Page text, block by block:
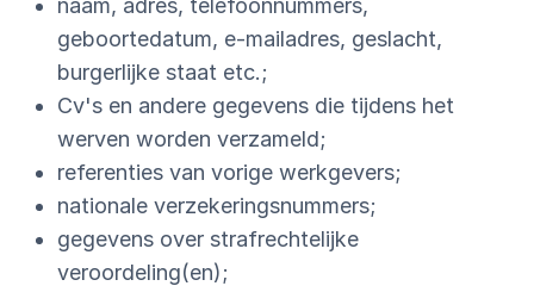
naam, adres, telefoonnummers,
geboortedatum, e-mailadres, geslacht,
burgerlijke staat etc.;
Cv's en andere gegevens die tijdens het
werven worden verzameld;
referenties van vorige werkgevers;
nationale verzekeringsnummers;
gegevens over strafrechtelijke
veroordeling(en);